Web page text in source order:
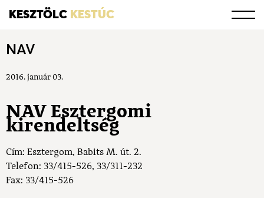
KESZTÖLC KESTÚC
NAV
2016. január 03.
NAV Esztergomi
kirendeltség
Cím: Esztergom, Babits M. út. 2.
Telefon: 33/415-526, 33/311-232
Fax: 33/415-526